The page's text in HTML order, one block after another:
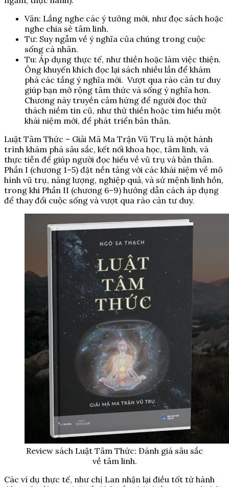
Văn: Lắng nghe các ý tưởng mới, như đọc sách hoặc
nghe chia sẻ tâm linh.
Tư: Suy ngẫm về ý nghĩa của chúng trong cuộc
sống cá nhân.
Tu: Áp dụng thực tế, như thiền hoặc làm việc thiện.
Ông khuyến khích đọc lại sách nhiều lần để khám
phá các tầng ý nghĩa mới. Vượt qua rào cản tư duy
giúp bạn mở rộng tâm thức và sống ý nghĩa hơn.
Chương này truyền cảm hứng để người đọc thử
thách niềm tin cũ, như thử thiền hoặc tìm hiểu một
khái niệm mới, để phát triển bản thân.
Luật Tâm Thức – Giải Mã Ma Trận Vũ Trụ là một hành
trình khám phá sâu sắc, kết nối khoa học, tâm linh, và
thực tiễn để giúp người đọc hiểu về vũ trụ và bản thân.
Phần I (chương 1–5) đặt nền tảng với các khái niệm về mô
hình vũ trụ, năng lượng, nghiệp quả, và sứ mệnh linh hồn,
trong khi Phần II (chương 6–9) hướng dẫn cách áp dụng
để thay đổi cuộc sống và vượt qua rào cản tư duy.
Review sách Luật Tâm Thức: Đánh giá sâu sắc
về tâm linh.
Các ví dụ thực tế, như chị Lan nhận lại điều tốt từ hành